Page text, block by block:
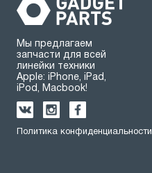
Мы предлагаем
запчасти для всей
линейки техники
Apple: iPhone, iPad,
iPod, Macbook!
Политика конфиденциальности